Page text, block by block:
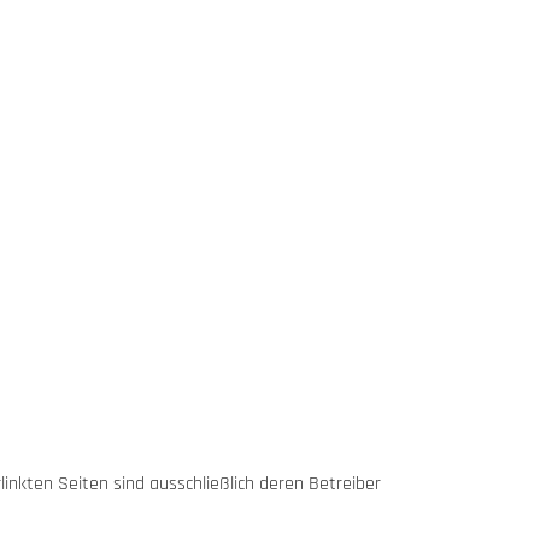
Seiten sind ausschließlich deren Betreiber